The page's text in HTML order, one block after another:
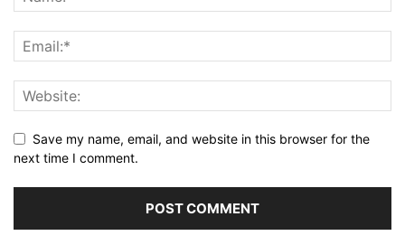
Save my name, email, and website in this browser for the
next time I comment.